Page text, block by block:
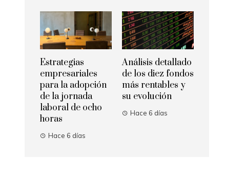
Estrategias
empresariales
para la adopción
de la jornada
laboral de ocho
horas
Hace 6 días
Análisis detallado
de los diez fondos
más rentables y
su evolución
Hace 6 días